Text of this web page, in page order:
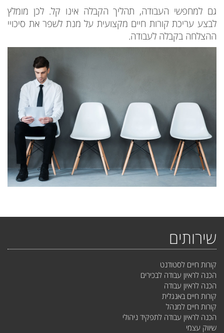
גם למחפשי העבודה, תהליך הקבלה אינו קל. לכן מומלץ
לבצע עריכת קורות חיים מקצועית על מנת לשפר את סיכויי
ההצלחה בקבלה לעבודה.
שירותים
קורות חיים לסטודנט
הכנה לראיון עבודה לבכירים
הכנה לראיון עבודה
קורות חיים באנגלית
קורות חיים למנהל
הכנה לראיון עבודה לתפקיד ניהולי
שיווק עצמי